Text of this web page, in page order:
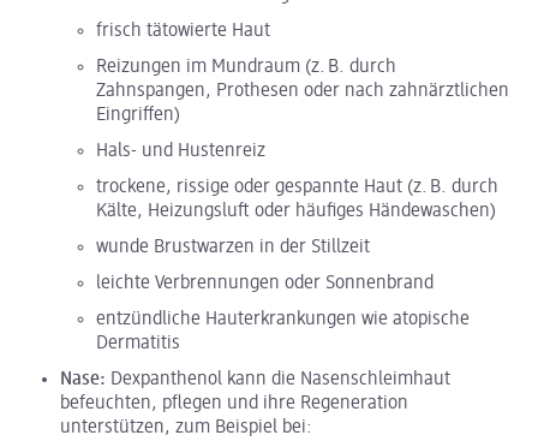
frisch tätowierte Haut
Reizungen im Mundraum (z. B. durch
Zahnspangen, Prothesen oder nach zahnärztlichen
Eingriffen)
Hals- und Hustenreiz
trockene, rissige oder gespannte Haut (z. B. durch
Kälte, Heizungsluft oder häufiges Händewaschen)
wunde Brustwarzen in der Stillzeit
leichte Verbrennungen oder Sonnenbrand
entzündliche Hauterkrankungen wie atopische
Dermatitis
Nase: Dexpanthenol kann die Nasenschleimhaut
befeuchten, pflegen und ihre Regeneration
unterstützen, zum Beispiel bei: